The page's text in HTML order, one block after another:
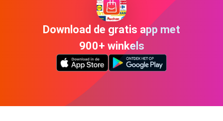
Download de gratis app met
900+ winkels